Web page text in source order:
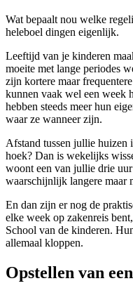
Wat bepaalt nou welke
heleboel dingen eigenlijk.
Leeftijd van je kinderen
moeite met lange periodes
zijn kortere maar
kunnen vaak wel een week
hebben steeds meer hun
waar ze wanneer zijn.
Afstand tussen jullie huizen
hoek? Dan is wekelijks
woont een van jullie drie
waarschijnlijk langere maar
En dan zijn er nog de
elke week op zakenreis
School van de kinderen.
allemaal kloppen.
Opstellen van